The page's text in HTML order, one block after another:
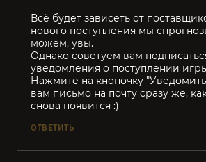
Всё будет зависеть от
нового поступления мы
можем, увы.
Однако советуем вам
уведомления о поступлении
Нажмите на кнопочку
вам письмо на почту сразу же,
снова появится :)
ОТВЕТИТЬ